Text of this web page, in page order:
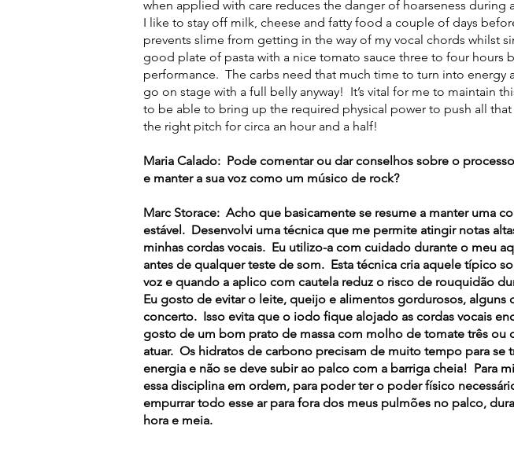
when applied with care reduces the danger of hoarseness during
I like to stay off milk, cheese and fatty food a couple of days
prevents slime from getting in the way of my vocal chords whilst
good plate of pasta with a nice tomato sauce three to four hours
performance. The carbs need that much time to turn into energy
go on stage with a full belly anyway! It’s vital for me to maintain
to be able to bring up the required physical power to push all
the right pitch for circa an hour and a half!
Maria Calado: Pode comentar ou dar conselhos sobre o
e manter a sua voz como um músico de rock?
Marc Storace: Acho que basicamente se resume a manter uma
estável. Desenvolvi uma técnica que me permite atingir notas
minhas cordas vocais. Eu utilizo-a com cuidado durante o meu
antes de qualquer teste de som. Esta técnica cria aquele típico
voz e quando a aplico com cautela reduz o risco de rouquidão
Eu gosto de evitar o leite, queijo e alimentos gordurosos, alguns
concerto. Isso evita que o iodo fique alojado as cordas vocais
gosto de um bom prato de massa com molho de tomate três ou
atuar. Os hidratos de carbono precisam de muito tempo para se
energia e não se deve subir ao palco com a barriga cheia! Para
essa disciplina em ordem, para poder ter o poder físico
empurrar todo esse ar para fora dos meus pulmões no palco,
hora e meia.